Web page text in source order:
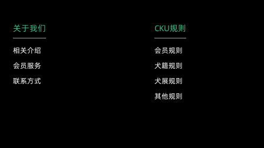
关于我们
相关介绍
会员服务
联系方式
CKU规则
会员规则
犬籍规则
犬展规则
其他规则